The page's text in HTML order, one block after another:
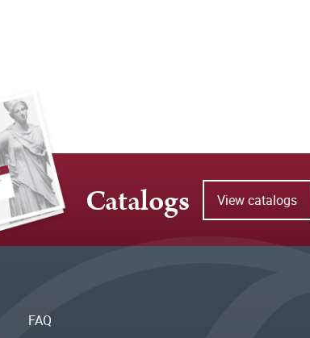
Catalogs View catalogs
FAQ